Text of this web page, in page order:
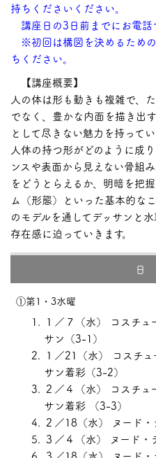
持ちくださいください。
講座日の3日前までにお電話
※初回は構図を決めるため
ちください。
【講座概要】
人の体は形も動きも複雑で、
でなく、豊かな内面を描き出
として尽きない魅力を持ってい
人体の持つ形がどのように成
ンスや表面から見えない骨組
をどうとらえるか、明暗を把
ム（形態）といった基本的な
のモデルを通してデッサンと
存在感に迫っていきます。
日
①第1・3水曜
１／７（水） コスチュ
サン（3-1）
１／21（水） コスチ
サン着彩（3-2）
２／４（水） コスチュ
サン着彩 （3-3）
２／18（水） ヌード・
３／４（水） ヌード・